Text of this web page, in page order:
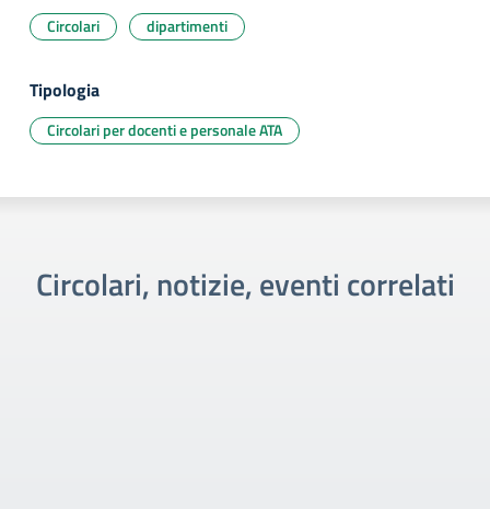
Circolari dipartimenti
Tipologia
Circolari per docenti e personale ATA
Circolari, notizie, eventi correlati